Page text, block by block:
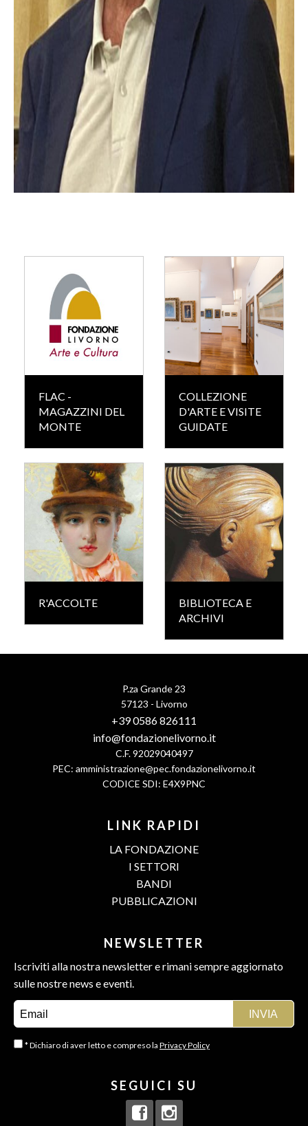
FLAC -
MAGAZZINI DEL
MONTE
COLLEZIONE
D'ARTE E VISITE
GUIDATE
R'ACCOLTE
BIBLIOTECA E
ARCHIVI
P.za Grande 23
57123 - Livorno
+39 0586 826111
info@fondazionelivorno.it
C.F. 92029040497
PEC: amministrazione@pec.fondazionelivorno.it
CODICE SDI: E4X9PNC
LINK RAPIDI
LA FONDAZIONE
I SETTORI
BANDI
PUBBLICAZIONI
NEWSLETTER
Iscriviti alla nostra newsletter e rimani sempre aggiornato
sulle nostre news e eventi.
* Dichiaro di aver letto e compreso la Privacy Policy
SEGUICI SU